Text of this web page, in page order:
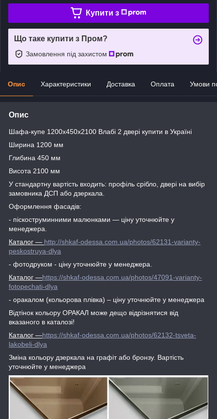
Купити з
Що таке купити з Пром?
Замовлення під захистом
Опис Характеристики Доставка Оплата Умови
Опис
Шафа-купе 1200х450х2100 Влабі 2 двері купити в Україні
Ширина 1200 мм
Глибина 450 мм
Висота 2100 мм
У стандартну вартість входить: профіль срібло, двері на вибір
замовника ДСП або дзеркала.
Оформлення фасадів:
- піскоструминними малюнками ― ціну уточнюйте у
менеджера.
Каталог ― http://shkaf-odessa.com.ua/photos/62131-varianty-
peskostruya-dlya
- фотодруком - ціну уточнюйте у менеджера.
Каталог ―https://shkaf-odessa.com.ua/photos/47091-varianty-
fotopechati-dlya
- оракалом (кольорова плівка) – ціну уточнюйте у менеджера
Відтінок кольору ОРАКАЛ може дещо відрізнятися від
вказаного в каталозі!
Каталог ―https://shkaf-odessa.com.ua/photos/62132-tsveta-
lakobeli-dlya
Зміна кольору дзеркала на графіт або бронзу. Вартість
уточнюйте у менеджера